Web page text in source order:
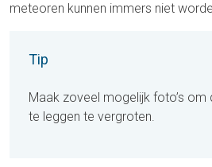
meteoren kunnen immers niet
Tip
Maak zoveel mogelijk foto’s
te leggen te vergroten.